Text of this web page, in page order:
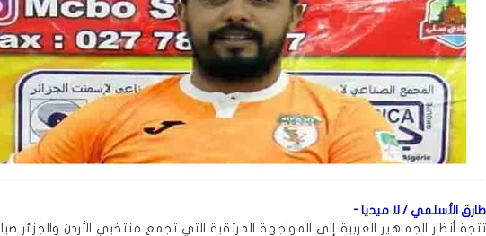
طارق الأسلمي / لا ميديا -
تتجة أنظار الجماهير العربية إلى المواجهة المرتقبة التي تجمع منتخبي الأردن والجزائر